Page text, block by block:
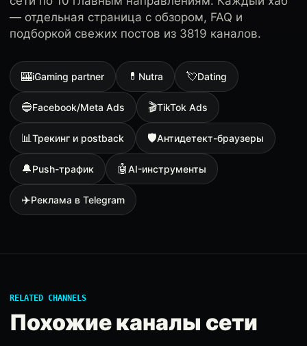
— отдельная страница с обзором, FAQ и
подборкой свежих постов из 3819 каналов.
🎰iGaming partner 💊 Nutra 💘Dating
🔵Facebook/Meta Ads 🎬TikTok Ads
📊Трекинг и postback 🛡Антидетект-браузеры
🔔Push-трафик 🤖AI-инструменты
✈️Реклама в Telegram
RELATED CHANNELS
Похожие каналы сети